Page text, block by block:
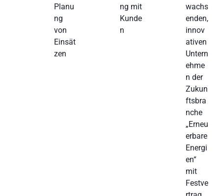
Planu
ng
von
Einsät
zen
ng mit
Kunde
n
wachs
enden,
innov
ativen
Untern
ehme
n der
Zukun
ftsbra
nche
„Erneu
erbare
Energi
en“
mit
Festve